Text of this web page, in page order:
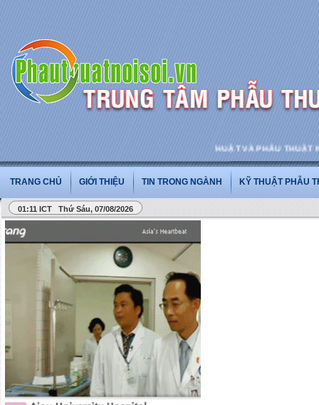
PHẪU THUẬT VÀ PHẪU THUẬT
TRANG CHỦ GIỚI THIỆU TIN TRONG NGÀNH KỸ THUẬT PHẪU
01:11 ICT Thứ Sáu, 07/08/2026